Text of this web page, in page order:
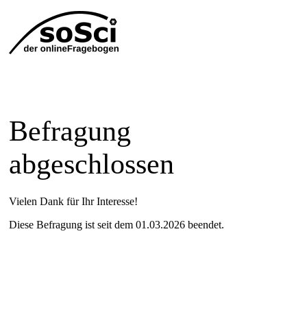
Befragung
abgeschlossen
Vielen Dank für Ihr Interesse!
Diese Befragung ist seit dem 01.03.2026 beendet.